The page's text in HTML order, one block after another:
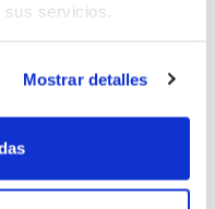
servicios.
Mostrar detalles